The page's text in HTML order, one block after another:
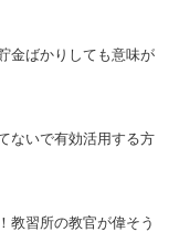
金ばかりしても意味が
ないで有効活用する方
教習所の教官が偉そう